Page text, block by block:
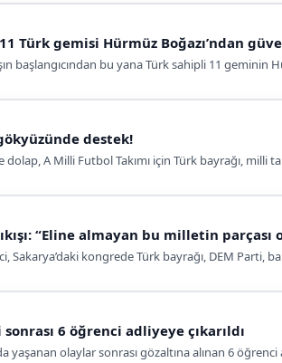
Türk gemisi Hürmüz Boğazı’ndan
başlangıcından bu yana Türk sahipli 11 geminin
destek!
A Milli Futbol Takımı için Türk bayrağı, milli
“Eline almayan bu milletin parçası
Sakarya’daki kongrede Türk bayrağı, DEM Parti,
6 öğrenci adliyeye çıkarıldı
yaşanan olaylar sonrası gözaltına alınan 6